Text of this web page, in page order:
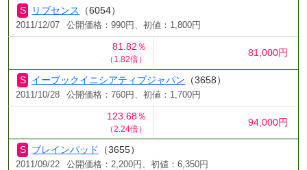
リブセンス （6054）
2011/12/07 公開価格：990円、初値：1,800円
81.82％
（1.82倍）
81,000円
イーブックイニシアティブジャパン （3658）
2011/10/28 公開価格：760円、初値：1,700円
123.68％
（2.24倍）
94,000円
ブレインパッド （3655）
2011/09/22 公開価格：2,200円、初値：6,350円